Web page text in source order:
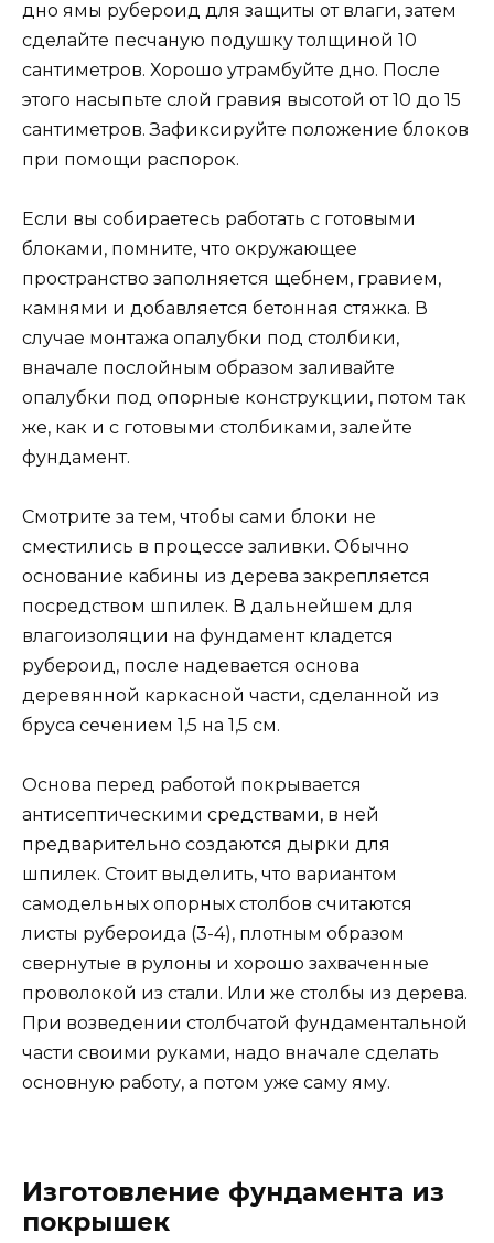
дно ямы рубероид для защиты от влаги, затем
сделайте песчаную подушку толщиной 10
сантиметров. Хорошо утрамбуйте дно. После
этого насыпьте слой гравия высотой от 10 до 15
сантиметров. Зафиксируйте положение блоков
при помощи распорок.
Если вы собираетесь работать с готовыми
блоками, помните, что окружающее
пространство заполняется щебнем, гравием,
камнями и добавляется бетонная стяжка. В
случае монтажа опалубки под столбики,
вначале послойным образом заливайте
опалубки под опорные конструкции, потом так
же, как и с готовыми столбиками, залейте
фундамент.
Смотрите за тем, чтобы сами блоки не
сместились в процессе заливки. Обычно
основание кабины из дерева закрепляется
посредством шпилек. В дальнейшем для
влагоизоляции на фундамент кладется
рубероид, после надевается основа
деревянной каркасной части, сделанной из
бруса сечением 1,5 на 1,5 см.
Основа перед работой покрывается
антисептическими средствами, в ней
предварительно создаются дырки для
шпилек. Стоит выделить, что вариантом
самодельных опорных столбов считаются
листы рубероида (3-4), плотным образом
свернутые в рулоны и хорошо захваченные
проволокой из стали. Или же столбы из дерева.
При возведении столбчатой фундаментальной
части своими руками, надо вначале сделать
основную работу, а потом уже саму яму.
Изготовление фундамента из
покрышек